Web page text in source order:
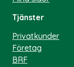
Tjänster
Privatkunder
Företag
BRF